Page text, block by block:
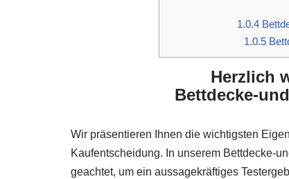
1.0.4
1.0.5
Herzlich
Bettdecke-
Wir präsentieren Ihnen die wichtigsten
Kaufentscheidung. In unserem Bettdecke-
geachtet, um ein aussagekräftiges